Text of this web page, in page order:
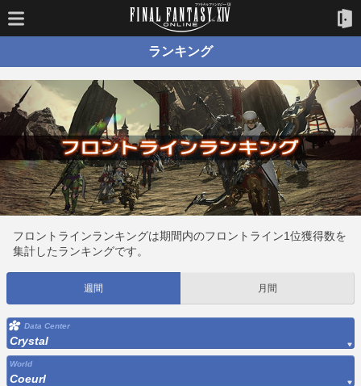
ランキング
フロントラインランキングは期間内のフロントライン1位獲得数を
集計したランキングです。
週間 月間
Data Center
Crystal
World
Coeurl